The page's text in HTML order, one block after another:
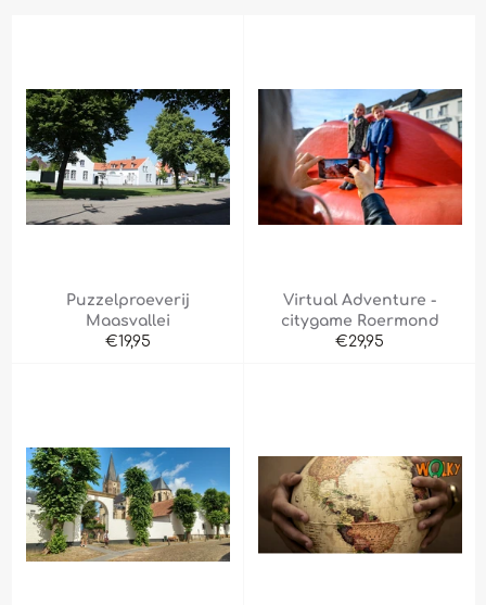
Puzzelproeverij
Maasvallei
Normale
€19,95
Virtual Adventure -
citygame Roermond
Normale
€29,95